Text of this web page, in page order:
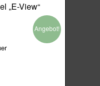
„E-View“
Angebot!